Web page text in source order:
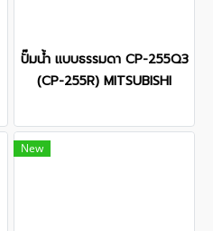
ปั๊มน้ำ แบบธรรมดา CP-255Q3
(CP-255R) MITSUBISHI
New